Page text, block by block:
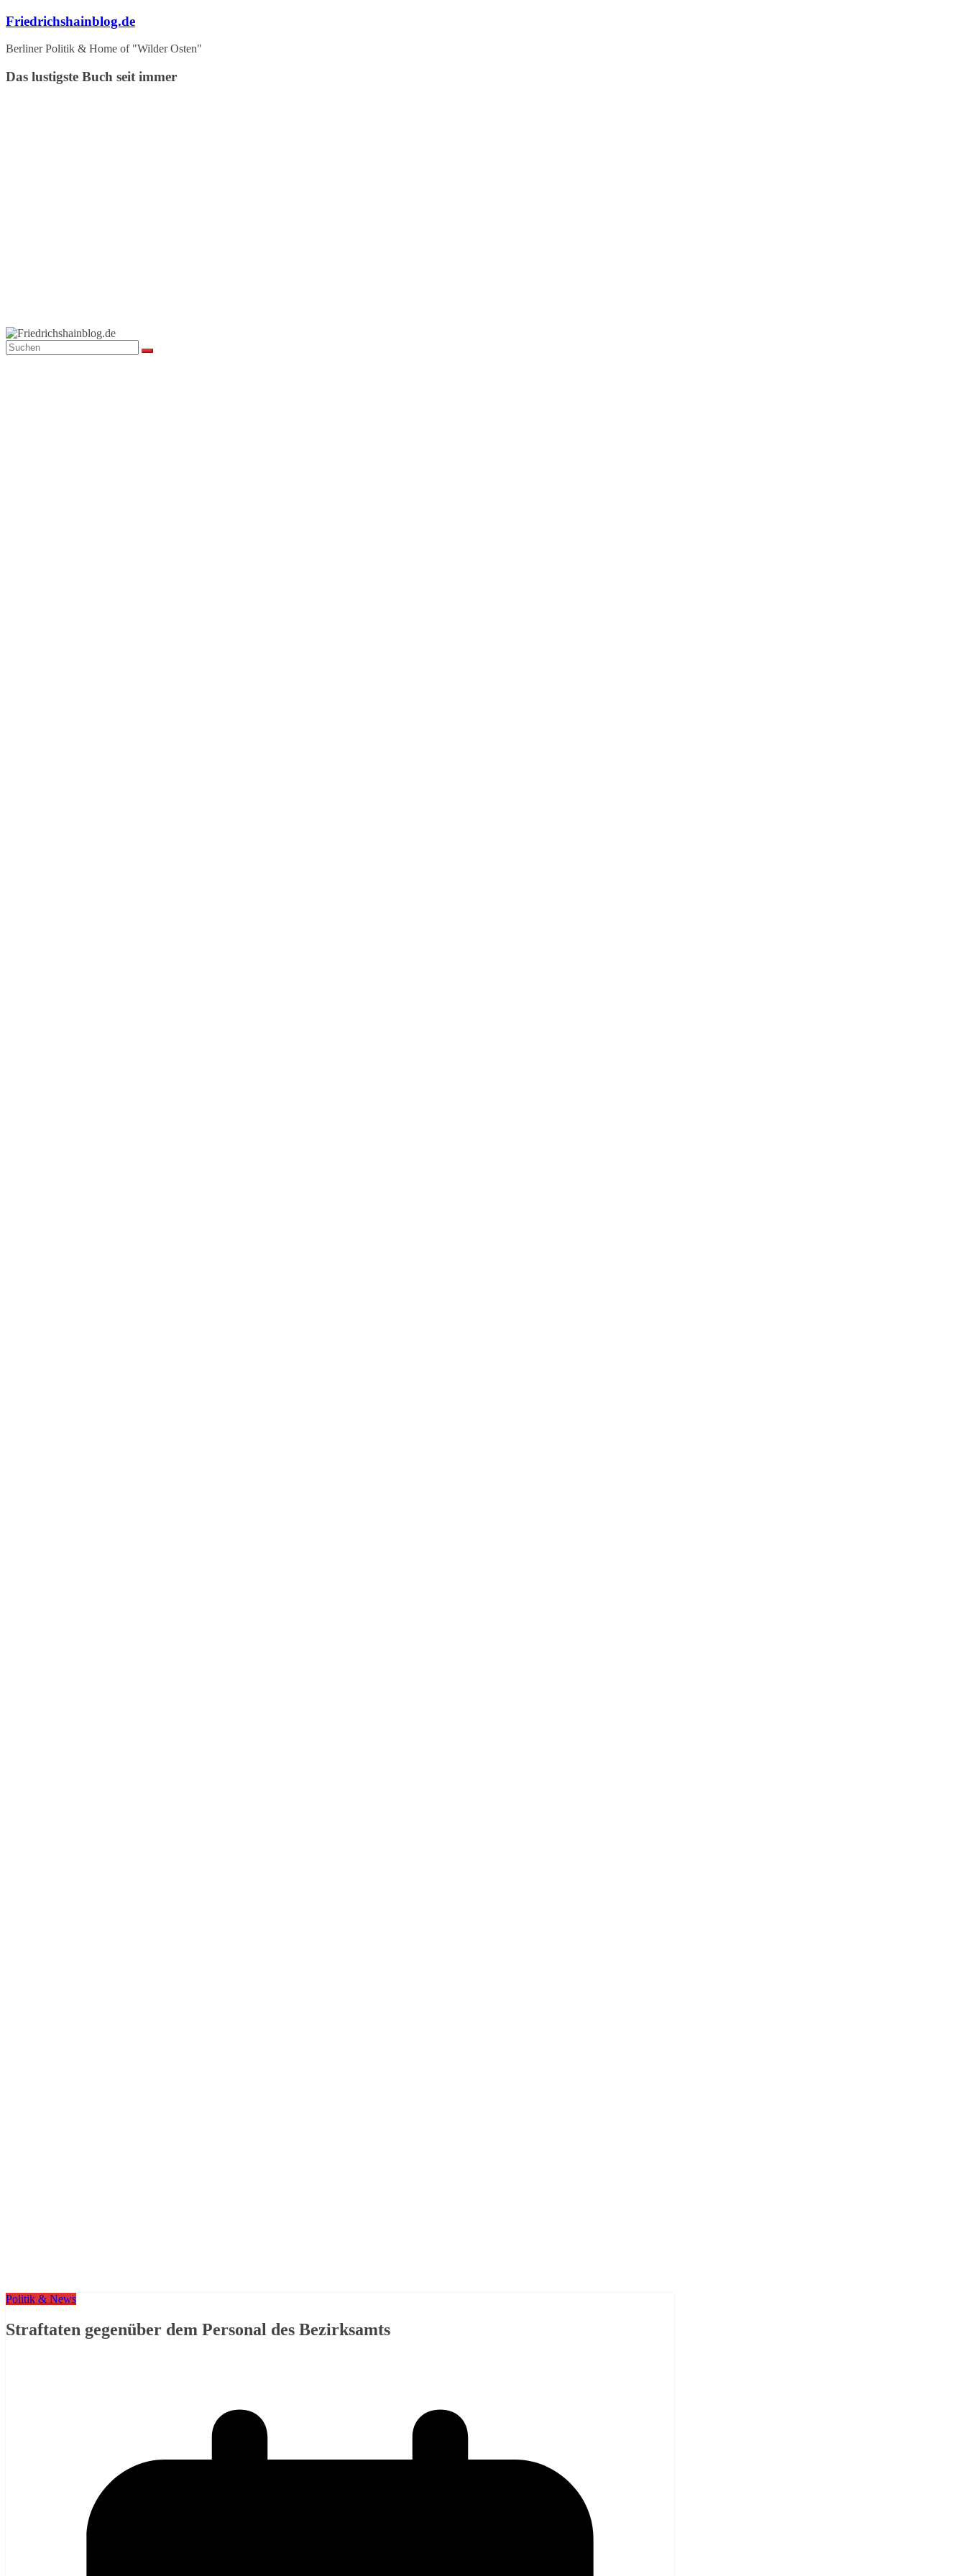
Zum
springen
Friedrichshainblog.de
Berliner Politik & Home of "Wilder Osten"
Das lustigste Buch seit immer
Politik & News
Straftaten gegenüber dem Personal des Bezirksamts